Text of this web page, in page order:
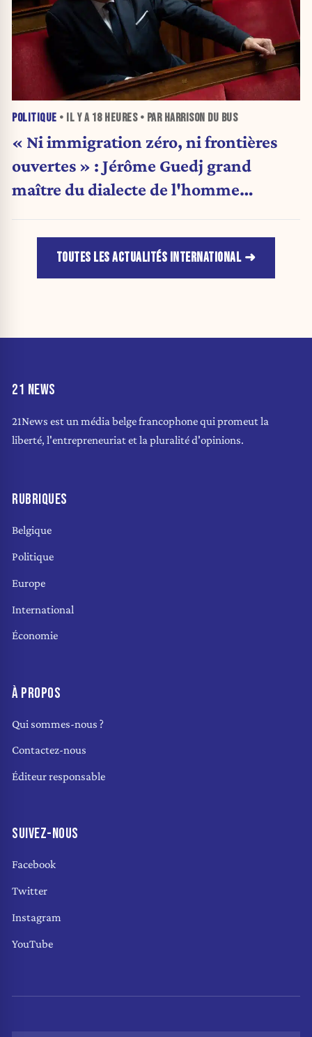
POLITIQUE • IL Y A 18 HEURES• PAR HARRISON DU BUS
« Ni immigration zéro, ni frontières
ouvertes » : Jérôme Guedj grand
maître du dialecte de l'homme
TOUTES LES ACTUALITÉS INTERNATIONAL
21 NEWS
21News est un média belge francophone qui promeut la
liberté, l'entrepreneuriat et la pluralité d'opinions.
RUBRIQUES
Belgique
Politique
Europe
International
Économie
À PROPOS
Qui sommes-nous ?
Contactez-nous
Éditeur responsable
SUIVEZ-NOUS
Facebook
Twitter
Instagram
YouTube